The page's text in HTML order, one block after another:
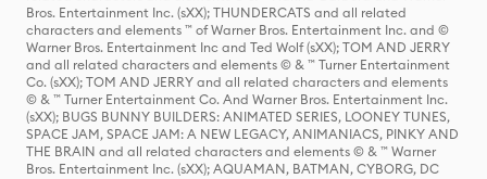
Bros. Entertainment Inc. (sXX); THUNDERCATS and all related
characters and elements ™ of Warner Bros. Entertainment Inc. and ©
Warner Bros. Entertainment Inc and Ted Wolf (sXX); TOM AND JERRY
and all related characters and elements © & ™ Turner Entertainment
Co. (sXX); TOM AND JERRY and all related characters and elements
© & ™ Turner Entertainment Co. And Warner Bros. Entertainment Inc.
(sXX); BUGS BUNNY BUILDERS: ANIMATED SERIES, LOONEY TUNES,
SPACE JAM, SPACE JAM: A NEW LEGACY, ANIMANIACS, PINKY AND
THE BRAIN and all related characters and elements © & ™ Warner
Bros. Entertainment Inc. (sXX); AQUAMAN, BATMAN, CYBORG, DC